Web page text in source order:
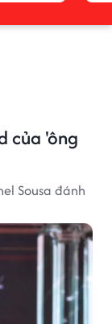
của 'ông
Sousa đánh